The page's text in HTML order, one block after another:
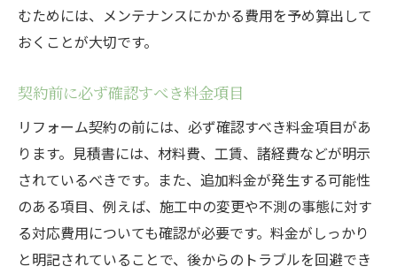
むためには、メンテナンスにかかる費用を予め算出して
おくことが大切です。
契約前に必ず確認すべき料金項目
リフォーム契約の前には、必ず確認すべき料金項目があ
ります。見積書には、材料費、工賃、諸経費などが明示
されているべきです。また、追加料金が発生する可能性
のある項目、例えば、施工中の変更や不測の事態に対す
る対応費用についても確認が必要です。料金がしっかり
と明記されていることで、後からのトラブルを回避でき